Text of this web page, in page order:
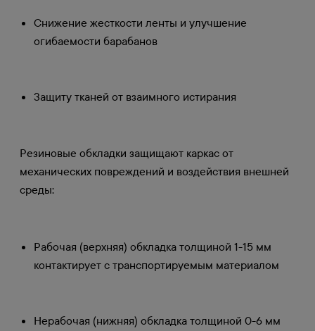
Снижение жесткости ленты и улучшение
огибаемости барабанов
Защиту тканей от взаимного истирания
Резиновые обкладки защищают каркас от
механических повреждений и воздействия внешней
среды:
Рабочая (верхняя) обкладка толщиной 1-15 мм
контактирует с транспортируемым материалом
Нерабочая (нижняя) обкладка толщиной 0-6 мм